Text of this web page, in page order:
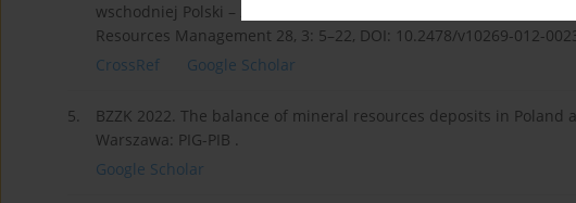
wschodniej Polski – złoża, zasoby i perspektywy eksploatacji).
Resources Management 28, 3: 5–22, DOI: 10.2478/v10269-012-
CrossRef
Google Scholar
5.
BZZK 2022. The balance of mineral resources deposits in Poland
Warszawa: PIG-PIB .
Google Scholar